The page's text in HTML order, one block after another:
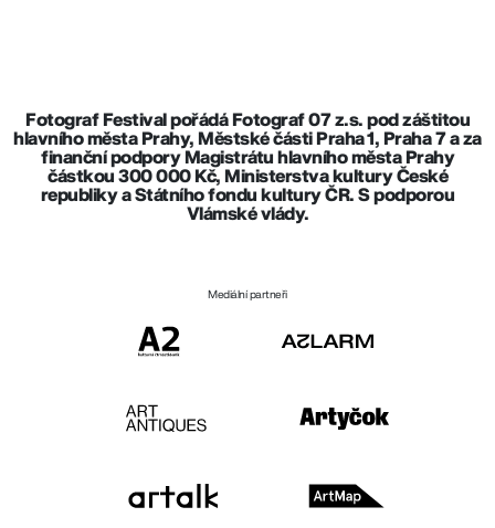
Fotograf Festival pořádá Fotograf 07 z.s. pod záštitou
hlavního města Prahy, Městské části Praha 1, Praha 7 a za
finanční podpory Magistrátu hlavního města Prahy
částkou 300 000 Kč, Ministerstva kultury České
republiky a Státního fondu kultury ČR. S podporou
Vlámské vlády.
Mediální partneři